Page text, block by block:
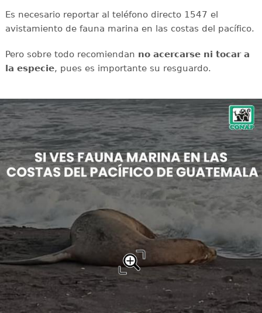
Es necesario reportar al teléfono directo 1547 el
avistamiento de fauna marina en las costas del pacífico.
Pero sobre todo recomiendan no acercarse ni tocar a
la especie, pues es importante su resguardo.